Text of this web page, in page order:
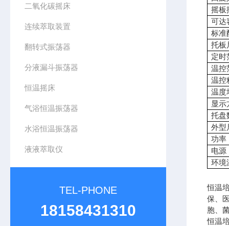
二氧化碳摇床
连续萃取装置
翻转式振荡器
分液漏斗振荡器
恒温摇床
气浴恒温振荡器
水浴恒温振荡器
液液萃取仪
TEL-PHONE
18158431310
摇板
可达
标准
托板
定时
温控
温控
温度
显示
托盘
外型
功率
电源
环境
恒温
保、
胞、
恒温